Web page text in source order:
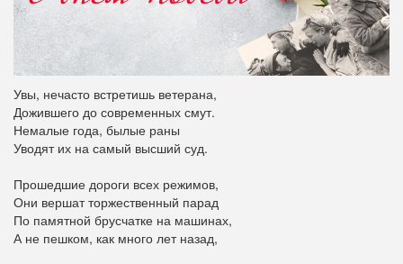
Увы, нечасто встретишь ветерана,
Дожившего до современных смут.
Немалые года, былые раны
Уводят их на самый высший суд.
Прошедшие дороги всех режимов,
Они вершат торжественный парад
По памятной брусчатке на машинах,
А не пешком, как много лет назад,